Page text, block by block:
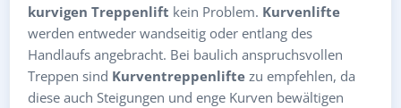
kurvigen Treppenlift kein Problem. Kurvenlifte
werden entweder wandseitig oder entlang des
Handlaufs angebracht. Bei baulich anspruchsvollen
Treppen sind Kurventreppenlifte zu empfehlen, da
diese auch Steigungen und enge Kurven bewältigen